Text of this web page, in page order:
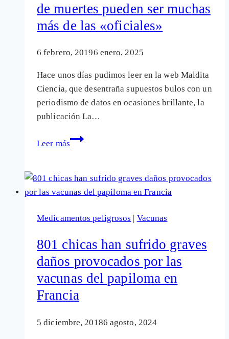
vacuna
la
varicela
de muertes pueden ser muchas
más de las «oficiales»
6 febrero, 20196 enero, 2025
Hace unos días pudimos leer en la web Maldita
Ciencia, que desentraña supuestos bulos con un
periodismo de datos en ocasiones brillante, la
publicación La…
Leer más
Víctimas
vacunas
del
Las
de
muertes
pueden
ser
muchas
más
Medicamentos peligrosos | Vacunas
801 chicas han sufrido graves
daños provocados por las
vacunas del papiloma en
Francia
5 diciembre, 20186 agosto, 2024